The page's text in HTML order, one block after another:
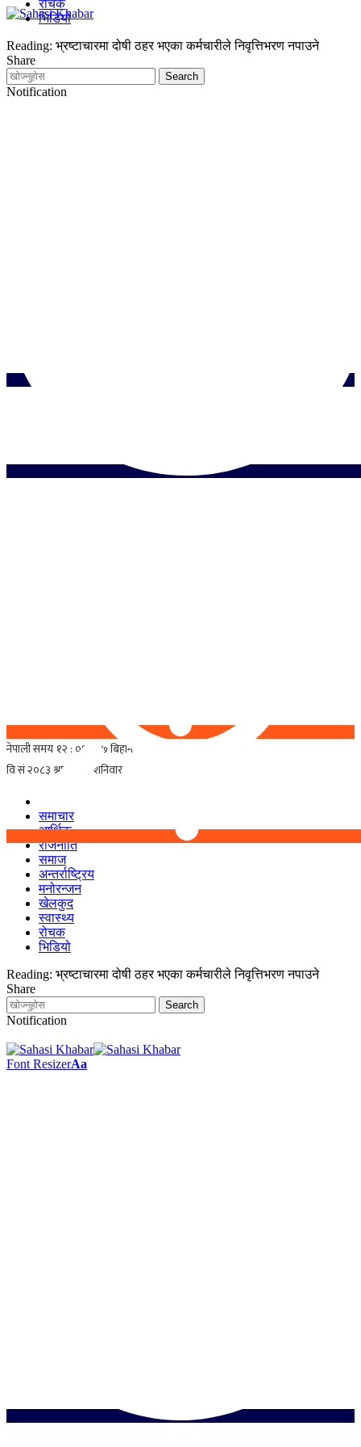
समाचार
आर्थिक
राजनीति
समाज
अन्तर्राष्ट्रिय
मनोरन्जन
खेलकुद
स्वास्थ्य
रोचक
भिडियो
Reading: भ्रष्टाचारमा दोषी ठहर भएका कर्मचारीले निवृत्तिभरण नपाउने
Share
Notification
रोचक
भिडियो
Reading: भ्रष्टाचारमा दोषी ठहर भएका कर्मचारीले निवृत्तिभरण नपाउने
Share
Notification
Font ResizerAa